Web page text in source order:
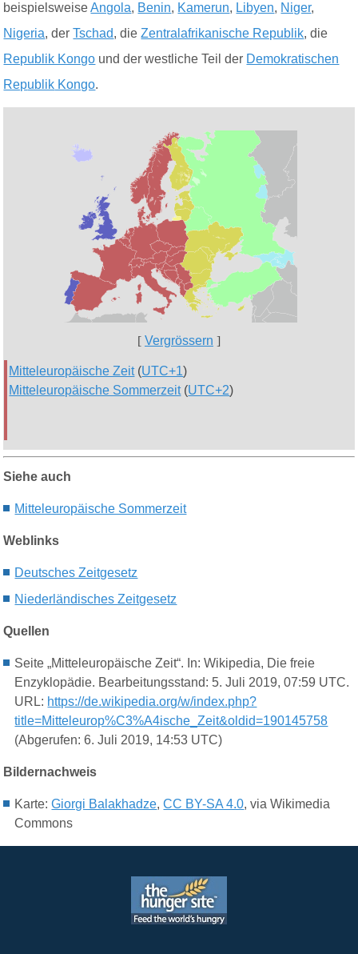
beispielsweiseAngola, Benin, Kamerun, Libyen, Niger,
Nigeria, derTschad, dieZentralafrikanische Republik, die
Republik Kongo und der westliche Teil der Demokratischen
Republik Kongo.
[ Vergrössern ]
Mitteleuropäische Zeit(UTC+1)
Mitteleuropäische Sommerzeit(UTC+2)
Siehe auch
Mitteleuropäische Sommerzeit
Weblinks
Deutsches Zeitgesetz
Niederländisches Zeitgesetz
Quellen
Seite „Mitteleuropäische Zeit“. In: Wikipedia, Die freie
Enzyklopädie. Bearbeitungsstand: 5. Juli 2019, 07:59 UTC.
URL: https://de.wikipedia.org/w/index.php?
title=Mitteleurop%C3%A4ische_Zeit&oldid=190145758
(Abgerufen: 6. Juli 2019, 14:53 UTC)
Bildernachweis
Karte:Giorgi Balakhadze,CC BY-SA 4.0, via Wikimedia
Commons